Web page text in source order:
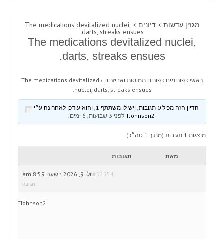
מגזין עדשות >דיונים > The medications devitalized nuclei,
darts, streaks ensues.
The medications devitalized nuclei,
darts, streaks ensues.
ראשי › פורומים › פורום תמיסות ואביזרים ›
The medications devitalized
nuclei, darts, streaks ensues.
הדיון הזה מכיל 0 תגובות, ויש לו משתתף 1, והוא עודכן לאחרונה ע״י
לפני 3 שבועות, 6 ימים .
מוצגות 1 תגובות (מתוך 1 סה״כ)
מאת תגובות
יולי 9, 2026 בשעה 8:59 am#52554
תגובה
TJohnson2